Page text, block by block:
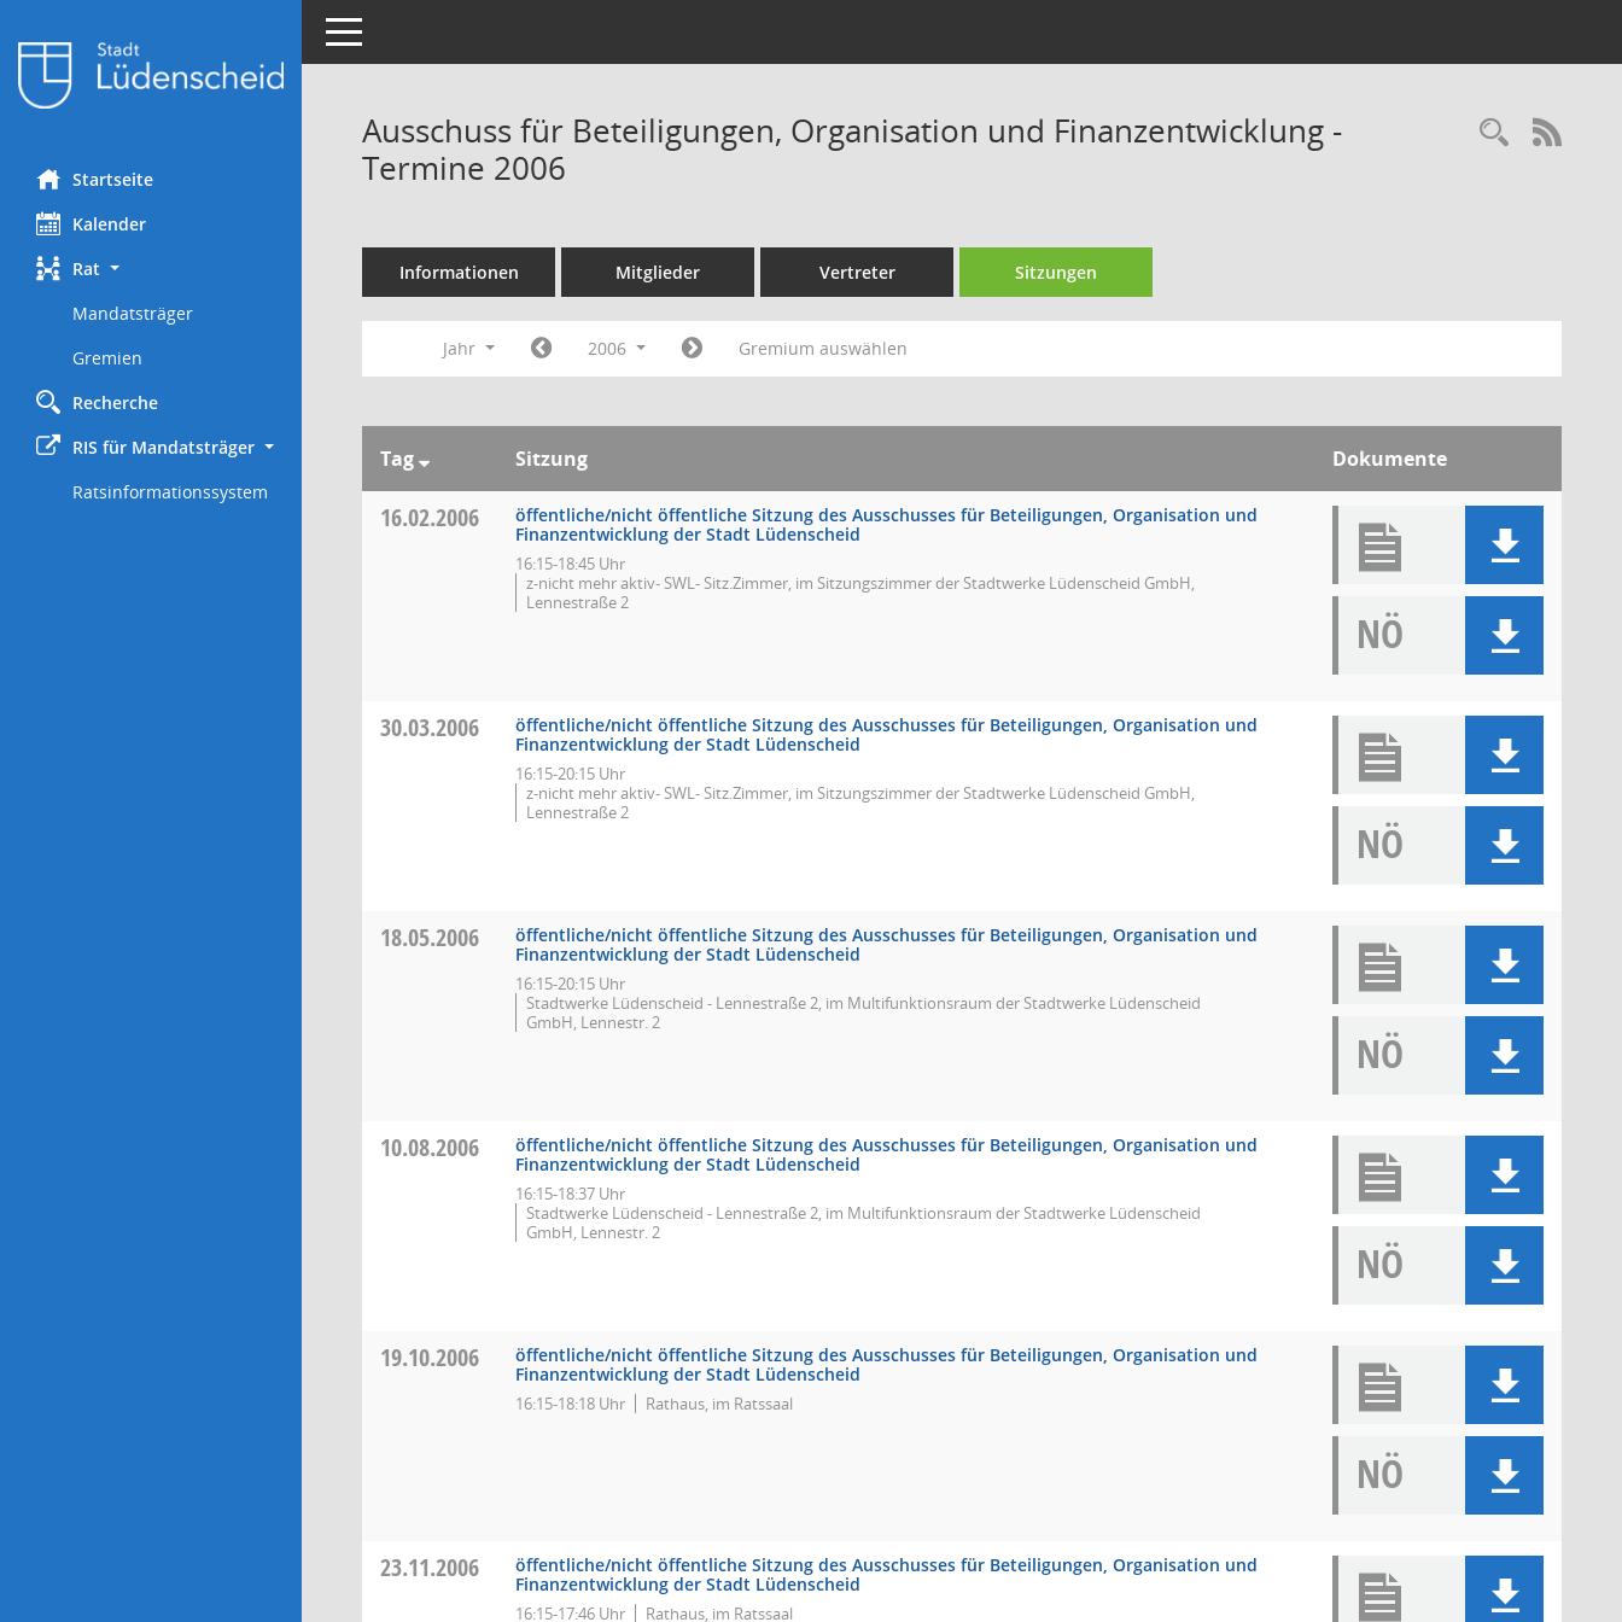
Startseite
Kalender
Rat
Mandatsträger
Gremien
Recherche
RIS für Mandatsträger
Ratsinformationssystem
Toggle navigation
Ausschuss für Beteiligungen, Organisation und Finanzentwicklung -
Termine 2006
Informationen Mitglieder Vertreter Sitzungen
Jahr 2006 Gremium auswählen
Tag Sitzung Dokumente
16.02.2006
öffentliche/nicht öffentliche Sitzung des Ausschusses für Beteiligungen, Organisation und
Finanzentwicklung der Stadt Lüdenscheid
16:15-18:45 Uhr
z-nicht mehr aktiv- SWL- Sitz.Zimmer, im Sitzungszimmer der Stadtwerke Lüdenscheid GmbH,
Lennestraße 2
NÖ
30.03.2006
öffentliche/nicht öffentliche Sitzung des Ausschusses für Beteiligungen, Organisation und
Finanzentwicklung der Stadt Lüdenscheid
16:15-20:15 Uhr
z-nicht mehr aktiv- SWL- Sitz.Zimmer, im Sitzungszimmer der Stadtwerke Lüdenscheid GmbH,
Lennestraße 2
NÖ
18.05.2006
öffentliche/nicht öffentliche Sitzung des Ausschusses für Beteiligungen, Organisation und
Finanzentwicklung der Stadt Lüdenscheid
16:15-20:15 Uhr
Stadtwerke Lüdenscheid - Lennestraße 2, im Multifunktionsraum der Stadtwerke Lüdenscheid
GmbH, Lennestr. 2
NÖ
10.08.2006
öffentliche/nicht öffentliche Sitzung des Ausschusses für Beteiligungen, Organisation und
Finanzentwicklung der Stadt Lüdenscheid
16:15-18:37 Uhr
Stadtwerke Lüdenscheid - Lennestraße 2, im Multifunktionsraum der Stadtwerke Lüdenscheid
GmbH, Lennestr. 2
NÖ
19.10.2006
öffentliche/nicht öffentliche Sitzung des Ausschusses für Beteiligungen, Organisation und
Finanzentwicklung der Stadt Lüdenscheid
16:15-18:18 Uhr Rathaus, im Ratssaal
NÖ
23.11.2006
öffentliche/nicht öffentliche Sitzung des Ausschusses für Beteiligungen, Organisation und
Finanzentwicklung der Stadt Lüdenscheid
16:15-17:46 Uhr Rathaus, im Ratssaal